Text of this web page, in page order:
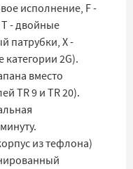
исполнение, F -
- двойные
патрубки, X -
2G).
вместо
TR 9 и TR 20).
из тефлона)